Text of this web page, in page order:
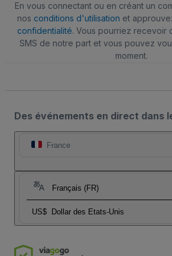
En vous connectant ou en créant un
nos conditions d'utilisation et
confidentialité. Vous pourriez recevoir
SMS de notre part et vous pouvez
moment.
Des événements en direct dans
France
Français (FR)
US$ Dollar des Etats-Unis